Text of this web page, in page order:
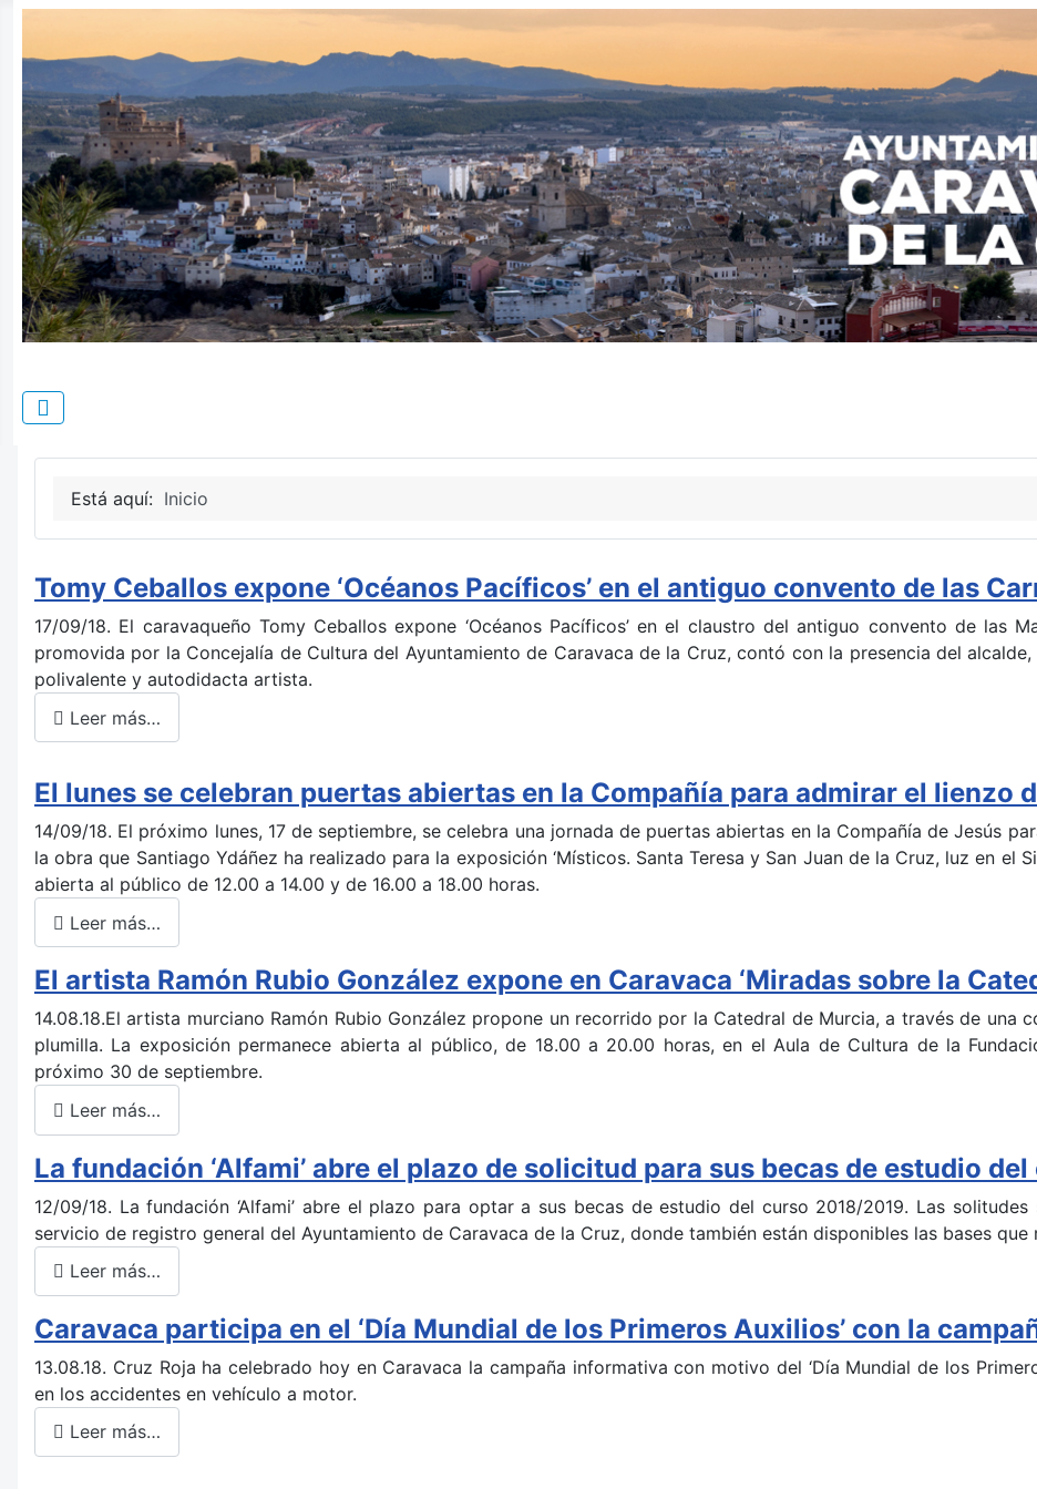
Está aquí: Inicio
Tomy Ceballos expone ‘Océanos Pacíficos’ en el antiguo convento de las
17/09/18. El caravaqueño Tomy Ceballos expone ‘Océanos Pacíficos’ en el claustro del antiguo convento de las
promovida por la Concejalía de Cultura del Ayuntamiento de Caravaca de la Cruz, contó con la presencia del
polivalente y autodidacta artista.
Leer más…
El lunes se celebran puertas abiertas en la Compañía para admirar el lienzo
14/09/18. El próximo lunes, 17 de septiembre, se celebra una jornada de puertas abiertas en la Compañía de Jesús
la obra que Santiago Ydáñez ha realizado para la exposición ‘Místicos. Santa Teresa y San Juan de la Cruz, luz en el
abierta al público de 12.00 a 14.00 y de 16.00 a 18.00 horas.
Leer más…
El artista Ramón Rubio González expone en Caravaca ‘Miradas sobre la
14.08.18.El artista murciano Ramón Rubio González propone un recorrido por la Catedral de Murcia, a través de
plumilla. La exposición permanece abierta al público, de 18.00 a 20.00 horas, en el Aula de Cultura de la
próximo 30 de septiembre.
Leer más…
La fundación ‘Alfami’ abre el plazo de solicitud para sus becas de estudio
12/09/18. La fundación ‘Alfami’ abre el plazo para optar a sus becas de estudio del curso 2018/2019. Las
servicio de registro general del Ayuntamiento de Caravaca de la Cruz, donde también están disponibles las bases
Leer más…
Caravaca participa en el ‘Día Mundial de los Primeros Auxilios’ con la
13.08.18. Cruz Roja ha celebrado hoy en Caravaca la campaña informativa con motivo del ‘Día Mundial de los
en los accidentes en vehículo a motor.
Leer más…